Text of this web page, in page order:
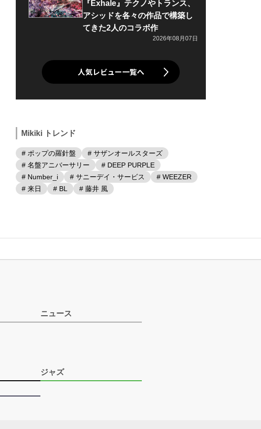
『Exhale』テクノやトランス、
アシッドを各々の作品で構築し
てきた2人のコラボ作
2026年08月07日
人気レビュー一覧へ
Mikiki トレンド
# ポップの羅針盤
# サザンオールスターズ
# 名盤アニバーサリー
# DEEP PURPLE
# Number_i
# サニーデイ・サービス
# WEEZER
# 来日
# BL # 藤井 風
ニュース
ジャズ